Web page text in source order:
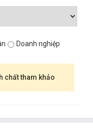
Doanh nghiệp
chất tham khảo